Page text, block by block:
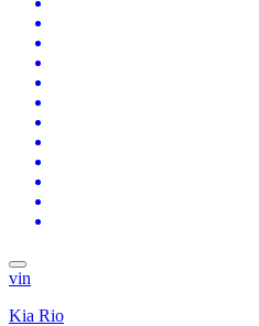
vin
Kia Rio